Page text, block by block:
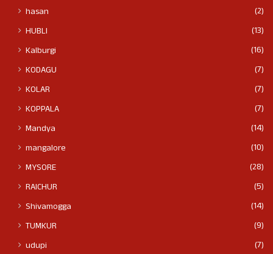
hasan
(2)
HUBLI
(13)
Kalburgi
(16)
KODAGU
(7)
KOLAR
(7)
KOPPALA
(7)
Mandya
(14)
mangalore
(10)
MYSORE
(28)
RAICHUR
(5)
Shivamogga
(14)
TUMKUR
(9)
udupi
(7)